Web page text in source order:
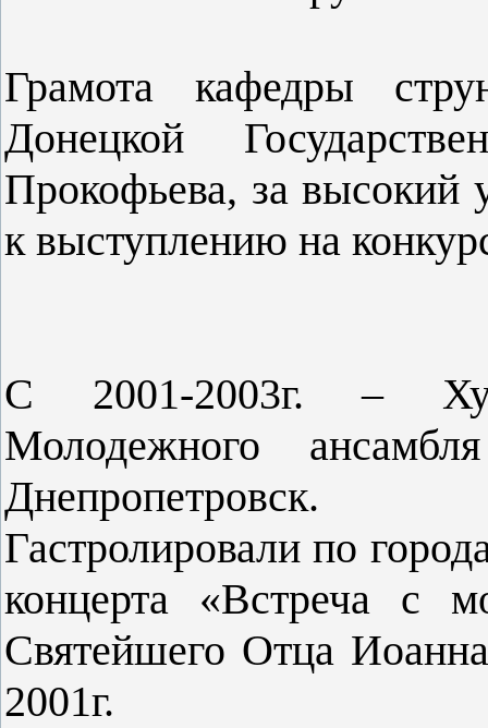
Грамота кафедры
Донецкой
Прокофьева, за высокий
к выступлению на
С 2001-2003г. –
Молодежного
Днепропетровск.
Гастролировали по
концерта «Встреча с
Святейшего Отца
2001г.